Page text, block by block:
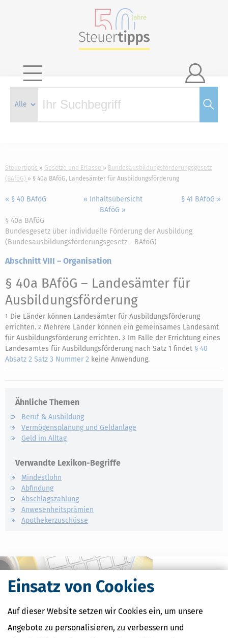
Einsatz von Cookies
Auf dieser Website setzen wir Cookies ein, um unsere
Angebote zu personalisieren, zu verbessern und

Steuertipps Gesetze und Erlasse
Bundesausbildungsförderungsgesetz
(BAföG)
§ 40a BAföG, Landesämter für Ausbildungsförderung
« § 40 BAföG
« Inhaltsübersicht
BAföG »
§ 41 BAföG »
§ 40a BAföG
Bundesgesetz über individuelle Förderung der Ausbildung
(Bundesausbildungsförderungsgesetz - BAföG)
Abschnitt VIII – Organisation
§ 40a BAföG – Landesämter für
Ausbildungsförderung
1 Die Länder können Landesämter für Ausbildungsförderung
errichten. 2 Mehrere Länder können ein gemeinsames Landesamt
für Ausbildungsförderung errichten. 3 Im Falle der Errichtung eines
Landesamtes für Ausbildungsförderung nach Satz 1 findet § 40
Absatz 2 Satz 3 Nummer 2 keine Anwendung.
Ähnliche Themen
Beruf & Ausbildung
Vermögensplanung und Geldanlage
Geld im Alltag
Verwandte Lexikon-Begriffe
Mindestlohn
Abfindung
Abschlagszahlung
Anwesenheitsprämien
Apothekerzuschüsse